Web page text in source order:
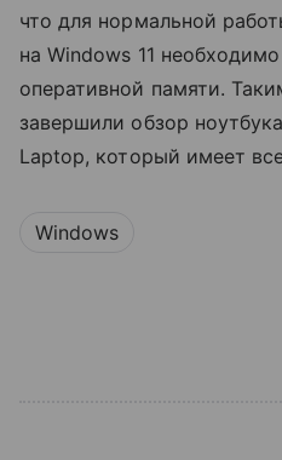
что для нормальной
на Windows 11
оперативной памяти.
завершили обзор
Laptop, который имеет
Windows